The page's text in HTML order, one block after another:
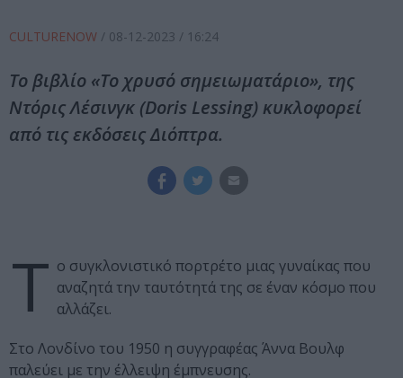
CULTURENOW / 08-12-2023 / 16:24
Το βιβλίο «Το χρυσό σημειωματάριο», της
Ντόρις Λέσινγκ (Doris Lessing) κυκλοφορεί
από τις εκδόσεις Διόπτρα.
Τ ο συγκλονιστικό πορτρέτο μιας γυναίκας που
αναζητά την ταυτότητά της σε έναν κόσμο που
αλλάζει.
Στο Λονδίνο του 1950 η συγγραφέας Άννα Βουλφ
παλεύει με την έλλειψη έμπνευσης.